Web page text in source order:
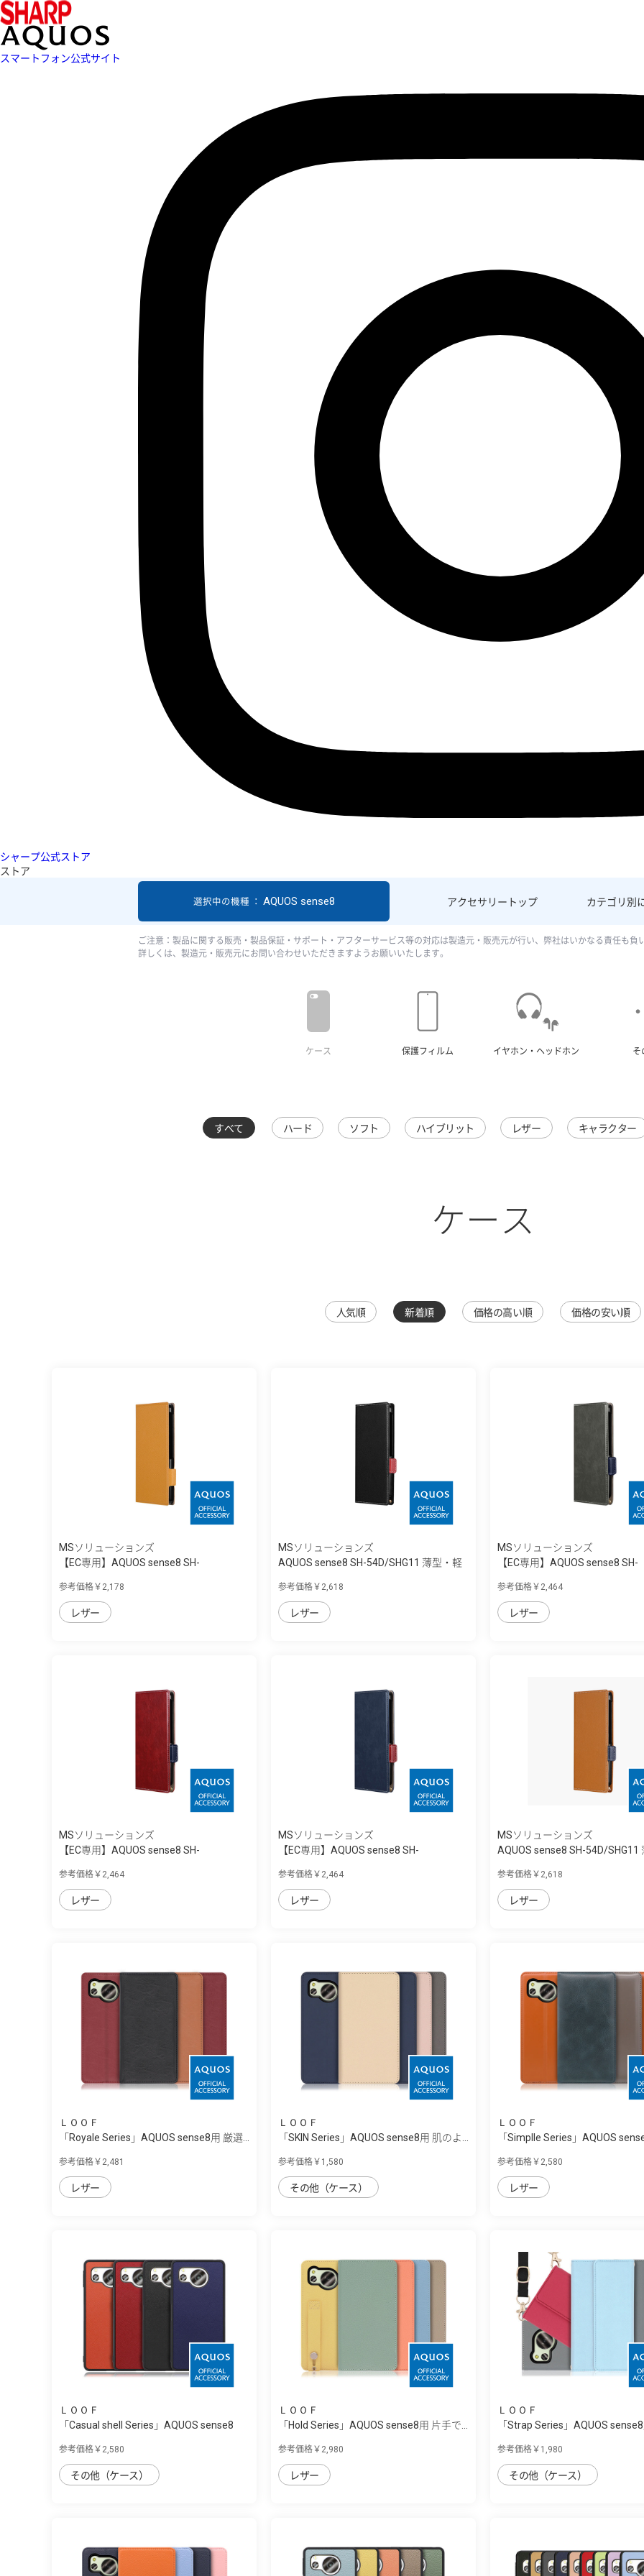
スマートフォン公式サイト
シャープ公式ストア
ストア
アクセサリー トップ カテゴリ別
選択中の機種 ： AQUOS sense8
ご注意：製品に関する販売・製品保証・サポート・アフターサービス等の対応は製造元・販売元が行い、弊社はいかなる責任も負
詳しくは、製造元・販売元にお問い合わせいただきますようお願いいたします。
ケース 保護フィルム イヤホン・ヘッドホン そ
すべて ハード ソフト ハイブリット レザー キャラクター
ケース
人気順 新着順 価格の高い順 価格の安い順
MSソリューションズ
【EC専用】AQUOS sense8 SH-
参考価格￥2,178
レザー
MSソリューションズ
AQUOS sense8 SH-54D/SHG11 薄型・軽
参考価格￥2,618
レザー
MSソリューションズ
【EC専用】AQUOS sense8 SH-
参考価格￥2,464
レザー
MSソリューションズ
【EC専用】AQUOS sense8 SH-
参考価格￥2,464
レザー
MSソリューションズ
【EC専用】AQUOS sense8 SH-
参考価格￥2,464
レザー
MSソリューションズ
AQUOS sense8 SH-54D/SHG11
参考価格￥2,618
レザー
ＬＯＯＦ
「Royale Series」AQUOS sense8用 厳選...
参考価格￥2,481
レザー
ＬＯＯＦ
「SKIN Series」AQUOS sense8用 肌のよ...
参考価格￥1,580
その他（ケース）
ＬＯＯＦ
「Simplle Series」AQUOS
参考価格￥2,580
レザー
ＬＯＯＦ
「Casual shell Series」AQUOS sense8
参考価格￥2,580
その他（ケース）
ＬＯＯＦ
「Hold Series」AQUOS sense8用 片手で...
参考価格￥2,980
レザー
ＬＯＯＦ
「Strap Series」AQUOS
参考価格￥1,980
その他（ケース）